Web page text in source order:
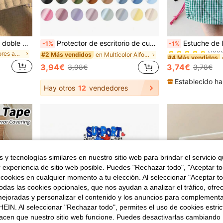
15 piezas Resaltadores de doble punta de 17 * 14 cm, marcador fluorescente de punta dual de color suave para colorear, subrayar y resaltar con punta gruesa y fina, de regreso a la escuela
en Marcadores acrílicos Marcadores y Resaltadores
-1% Protector de escritorio de cuero, tapete de oficina, almohadilla de ratón grande, tablero de escritura, almohadilla de escritorio, tapete de mesa para arte de uñas, tapete de maquillaje, cuero PU antideslizante con estampado en negro, blanco, púrpura, rosa, gris, verde y azul, almohadilla para portátil, tapete de escritura impermeable para oficina y hogar
#2 Más vendidos en Multicolor Alfombrilla de ratón
3,94€ 3,98€
Hay otros 12 vendedores
-1% Estuche de lápices a cuadros de color contrastante, bolsa para lápices, estuche de almacenamiento suave
#4 Más vendidos
#4 Más vendidos
#4 Más vendidos
#4 Más vendidos
3,74€ 3,78€
Establecido
y tecnologías similares en nuestro sitio web para brindar el servicio
de sitio web posible. Puedes "Rechazar todo", "Aceptar
en cualquier momento a tu elección. Al seleccionar "Aceptar
las cookies opcionales, que nos ayudan a analizar el tráfico,
y personalizar el contenido y los anuncios para
Al seleccionar "Rechazar todo", permites el uso de cookies
que nuestro sitio web funcione. Puedes desactivarlas cambiando